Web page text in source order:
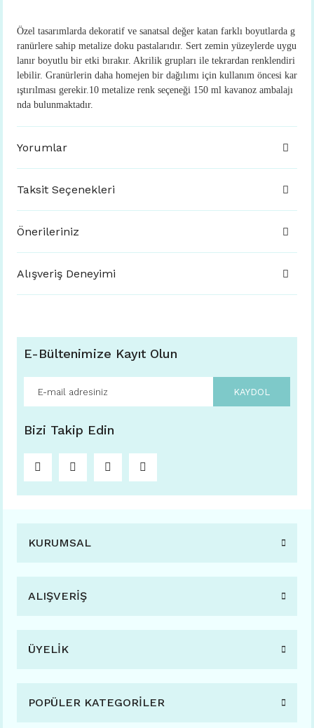
Özel tasarımlarda dekoratif ve sanatsal değer katan farklı boyutlarda g
ranürlere sahip metalize doku pastalarıdır. Sert zemin yüzeylerde uygu
lanır boyutlu bir etki bırakır. Akrilik grupları ile tekrardan renklendiri
lebilir. Granürlerin daha homejen bir dağılımı için kullanım öncesi kar
ıştırılması gerekir.10 metalize renk seçeneği 150 ml kavanoz ambalajı
nda bulunmaktadır.
Yorumlar
Taksit Seçenekleri
Önerileriniz
Alışveriş Deneyimi
E-Bültenimize Kayıt Olun
KAYDOL
Bizi Takip Edin
KURUMSAL
ALIŞVERİŞ
ÜYELİK
POPÜLER KATEGORİLER